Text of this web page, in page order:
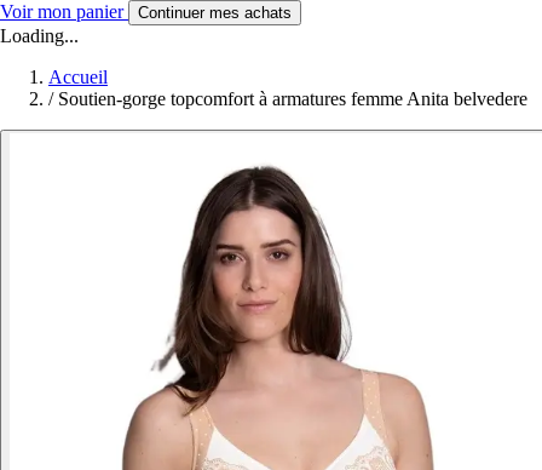
Voir mon panier Continuer mes achats
Loading...
Accueil
/ Soutien-gorge topcomfort à armatures femme Anita belvedere